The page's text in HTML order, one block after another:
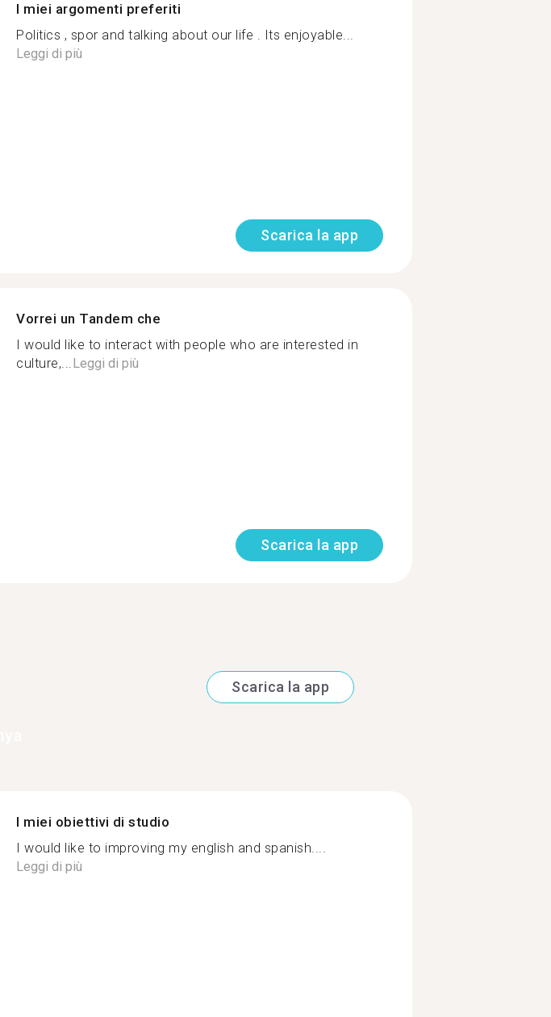
I miei argomenti preferiti
Politics , spor and talking about our life . Its enjoyable...
Leggi di più
Scarica la app
Vorrei un Tandem che
I would like to interact with people who are interested in
culture,...Leggi di più
Scarica la app
Scarica la app
I miei obiettivi di studio
I would like to improving my english and spanish....
Leggi di più